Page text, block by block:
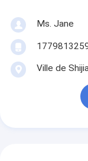
Ms. Jane
Ville de